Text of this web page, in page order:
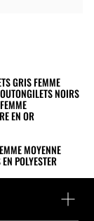
GRIS FEMME
GILETS NOIRS
EN OR
MOYENNE
POLYESTER